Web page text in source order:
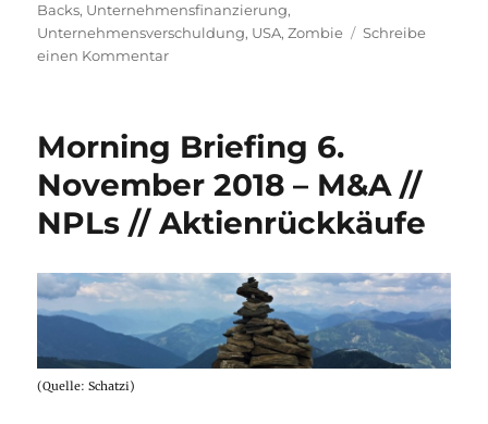
Backs, Unternehmensfinanzierung,
Unternehmensverschuldung, USA,Zombie
Schreibe
einen Kommentarzu
19.
2018
–
Aktienrückkäufe
Anleihen
//
General
Electric
Morning Briefing 6.
November 2018 – M&A //
NPLs // Aktienrückkäufe
(Quelle: Schatzi)